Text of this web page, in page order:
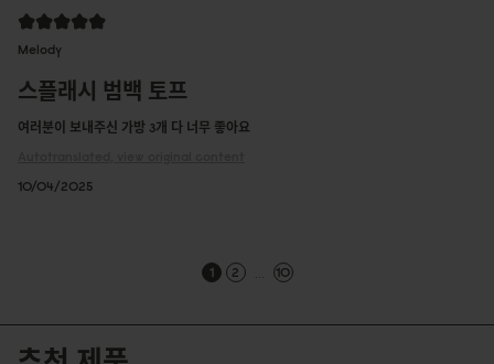
Melody
스플래시 범백 토프
여러분이 보내주신 가방 3개 다 너무 좋아요
10/04/2025
1 2 ... 10